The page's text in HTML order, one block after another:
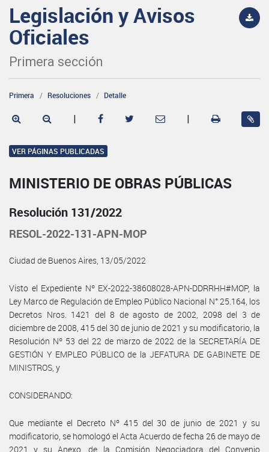
Legislación y Avisos
Oficiales
Primera sección
Primera Resoluciones Detalle
| |
VER PÁGINAS PUBLICADAS
MINISTERIO DE OBRAS PÚBLICAS
Resolución 131/2022
RESOL-2022-131-APN-MOP
Ciudad de Buenos Aires, 13/05/2022
Visto el Expediente Nº EX-2022-38608028-APN-DDRRHH#MOP, la
Ley Marco de Regulación de Empleo Público Nacional N° 25.164, los
Decretos Nros. 1421 del 8 de agosto de 2002, 2098 del 3 de
diciembre de 2008, 415 del 30 de junio de 2021 y su modificatorio, la
Resolución Nº 53 del 22 de marzo de 2022 de la SECRETARÍA DE
GESTIÓN Y EMPLEO PÚBLICO de la JEFATURA DE GABINETE DE
MINISTROS, y
CONSIDERANDO:
Que mediante el Decreto Nº 415 del 30 de junio de 2021 y su
modificatorio, se homologó el Acta Acuerdo de fecha 26 de mayo de
2021 y su Anexo, de la Comisión Negociadora del Convenio